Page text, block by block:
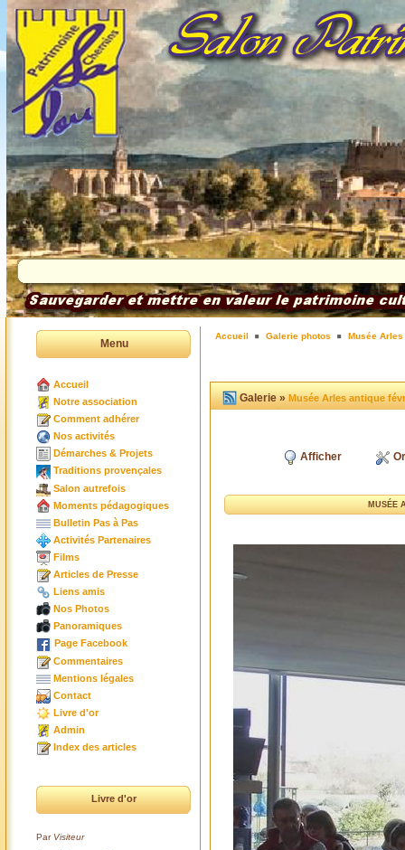
Menu
Accueil
Notre association
Comment adhérer
Nos activités
Démarches & Projets
Traditions provençales
Salon autrefois
Moments pédagogiques
Bulletin Pas à Pas
Activités Partenaires
Films
Articles de Presse
Liens amis
Nos Photos
Panoramiques
Page Facebook
Commentaires
Mentions légales
Contact
Livre d'or
Admin
Index des articles
Livre d'or
Par Visiteur
Accueil Galerie photos Musée
Galerie »Musée Arles antique
Afficher
MUSÉE